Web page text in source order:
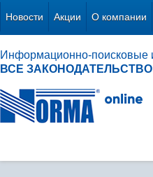
Новости Акции О компании
Информационно-поисковые
ВСЕ